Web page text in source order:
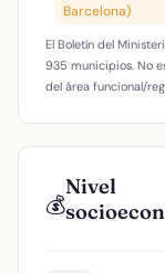
Barcelona)
El Boletín del
935 municipios. No
del área funcional/
💰
Nivel